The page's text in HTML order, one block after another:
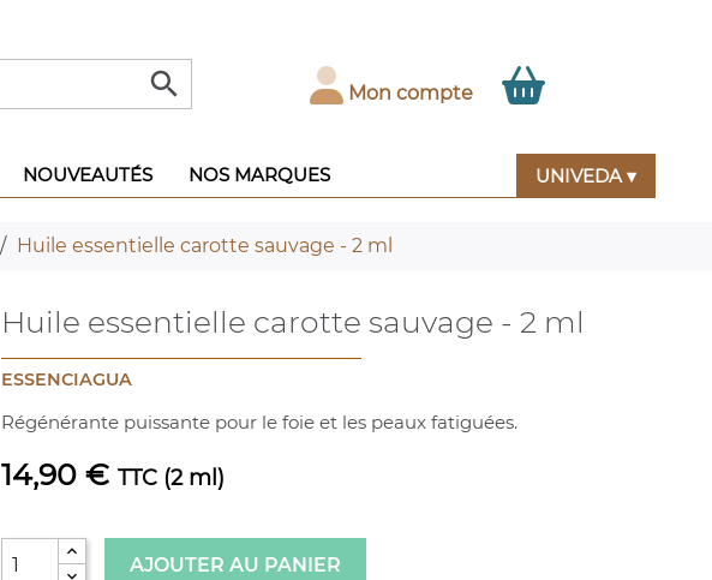
 Mon compte
NOUVEAUTÉS NOS MARQUES UNIVEDA ▾
Huile essentielle carotte sauvage - 2 ml
Huile essentielle carotte sauvage - 2 ml
ESSENCIAGUA
Régénérante puissante pour le foie et les peaux fatiguées.
14,90 € TTC (2 ml)
AJOUTER AU PANIER